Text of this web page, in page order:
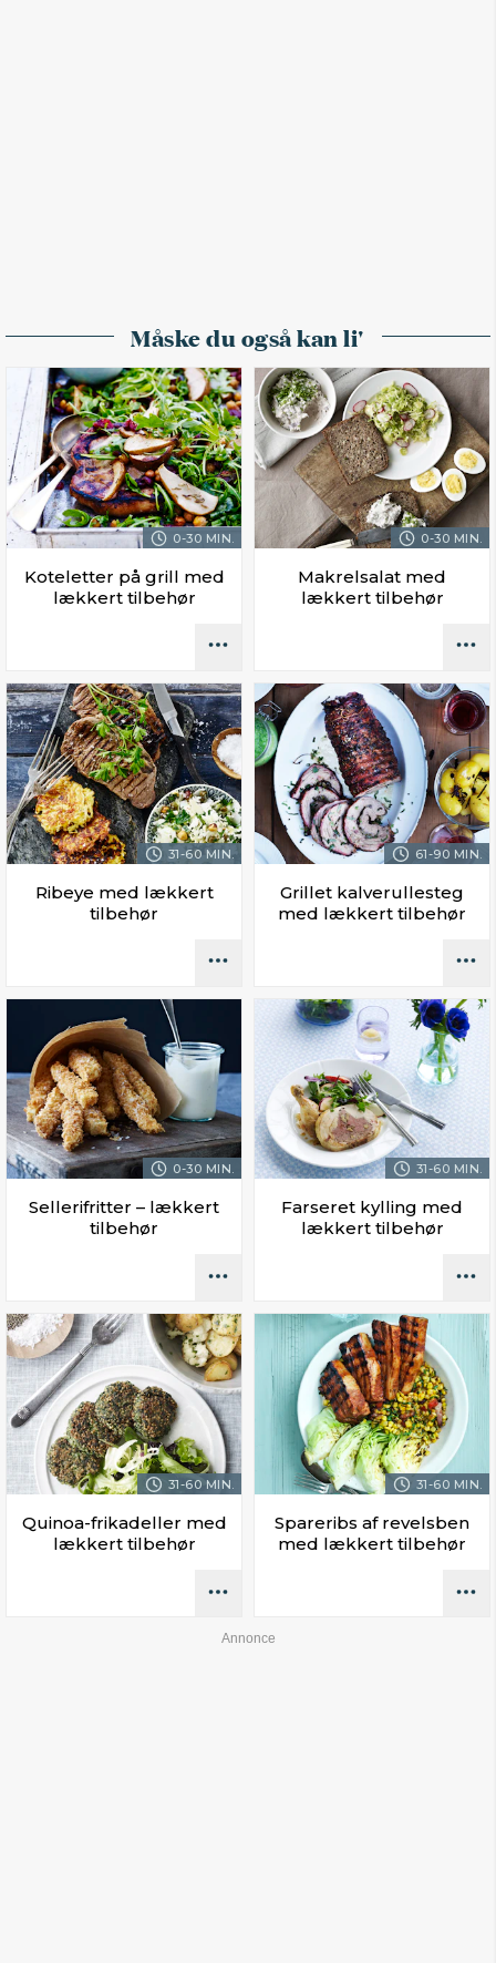
Måske du også kan li'
0-30 MIN.
Koteletter på grill med
lækkert tilbehør
0-30 MIN.
Makrelsalat med
lækkert tilbehør
31-60 MIN.
Ribeye med lækkert
tilbehør
61-90 MIN.
Grillet kalverullesteg
med lækkert tilbehør
0-30 MIN.
Sellerifritter – lækkert
tilbehør
31-60 MIN.
Farseret kylling med
lækkert tilbehør
31-60 MIN.
Quinoa-frikadeller med
lækkert tilbehør
31-60 MIN.
Spareribs af revelsben
med lækkert tilbehør